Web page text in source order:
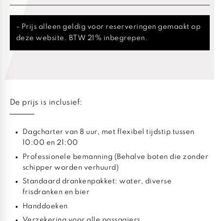
- Prijs alleen geldig voor reserveringen gemaakt op
deze website. BTW 21% inbegrepen.
De prijs is inclusief:
Dagcharter van 8 uur, met flexibel tijdstip tussen
10:00 en 21:00
Professionele bemanning (Behalve boten die zonder
schipper worden verhuurd)
Standaard drankenpakket: water, diverse
frisdranken en bier
Handdoeken